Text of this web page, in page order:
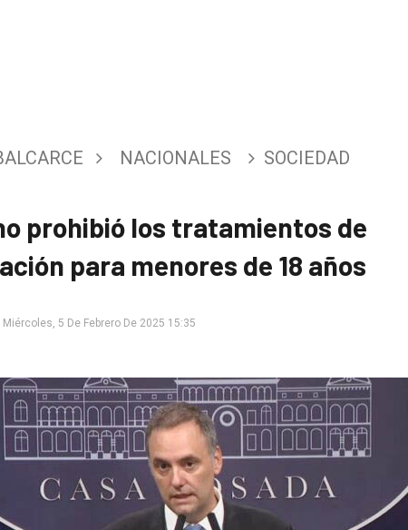
NACIONALES SOCIEDAD
prohibió los tratamientos de
para menores de 18 años
Miércoles, 5 De Febrero De 2025 15:35